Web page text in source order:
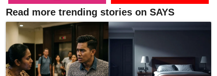
Read more trending stories on SAYS